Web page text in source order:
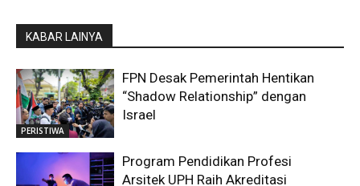
KABAR LAINYA
PERISTIWA
FPN Desak Pemerintah Hentikan
“Shadow Relationship” dengan
Israel
Program Pendidikan Profesi
Arsitek UPH Raih Akreditasi